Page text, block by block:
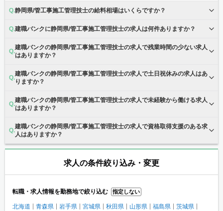
静岡県/管工事施工管理技士の給料相場はいくらですか？
建職バンクに静岡県/管工事施工管理技士の求人は何件ありますか？
建職バンクの静岡県/管工事施工管理技士の求人で残業時間の少ない求人
はありますか？
建職バンクの静岡県/管工事施工管理技士の求人で土日祝休みの求人はあ
りますか？
建職バンクの静岡県/管工事施工管理技士の求人で未経験から働ける求人
はありますか？
建職バンクの静岡県/管工事施工管理技士の求人で資格取得支援のある求
人はありますか？
求人の条件絞り込み・変更
転職・求人情報を勤務地で絞り込む 指定しない
北海道 青森県 岩手県 宮城県 秋田県 山形県 福島県
茨城県